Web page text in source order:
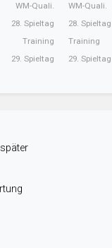
WM-Quali.
28. Spieltag
Training
29. Spieltag
WM-Quali.
28. Spieltag
Training
29. Spieltag